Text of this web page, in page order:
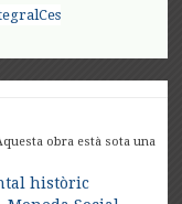
obra està sota una
històric